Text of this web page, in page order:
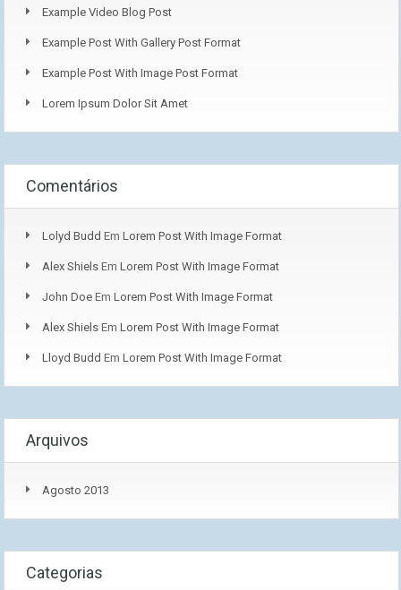
Example Video Blog Post
Example Post With Gallery Post Format
Example Post With Image Post Format
Lorem Ipsum Dolor Sit Amet
Comentários
Lolyd Budd Em Lorem Post With Image Format
Alex Shiels Em Lorem Post With Image Format
John Doe Em Lorem Post With Image Format
Alex Shiels Em Lorem Post With Image Format
Lloyd Budd Em Lorem Post With Image Format
Arquivos
Agosto 2013
Categorias